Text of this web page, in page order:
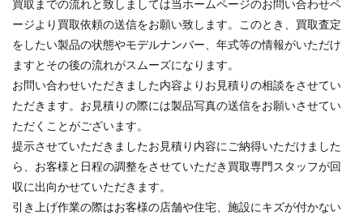
買取までの流れと致しましては当ホームページのお問い合わせペ
ージより買取依頼の送信をお願い致します。このとき、買取査定
をしたい製品の状態やモデルナンバー、年式等の情報がいただけ
ますとその後の流れがスムーズになります。
お問い合わせいただきました内容よりお見積りの相談をさせてい
ただきます。お見積りの際には製品写真の送信をお願いさせてい
ただくことがございます。
提示させていただきましたお見積り内容にご納得いただけました
ら、お客様と日程の調整をさせていただき買取専門スタッフが回
収に出向かせていただきます。
引き上げ作業の際はお客様の店舗や住宅、施設にキズが付かない